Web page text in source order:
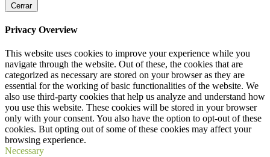
Cerrar
Privacy Overview
This website uses cookies to improve your experience while you
navigate through the website. Out of these, the cookies that are
categorized as necessary are stored on your browser as they are
essential for the working of basic functionalities of the website. We
also use third-party cookies that help us analyze and understand how
you use this website. These cookies will be stored in your browser
only with your consent. You also have the option to opt-out of these
cookies. But opting out of some of these cookies may affect your
browsing experience.
Necessary